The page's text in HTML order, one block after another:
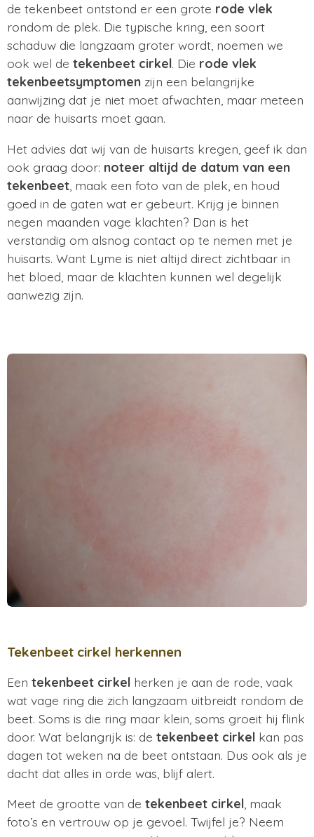
de tekenbeet ontstond er een grote rode vlek
rondom de plek. Die typische kring, een soort
schaduw die langzaam groter wordt, noemen we
ook wel de tekenbeet cirkel. Die rode vlek
tekenbeetsymptomen zijn een belangrijke
aanwijzing dat je niet moet afwachten, maar meteen
naar de huisarts moet gaan.
Het advies dat wij van de huisarts kregen, geef ik dan
ook graag door: noteer altijd de datum van een
tekenbeet , maak een foto van de plek, en houd
goed in de gaten wat er gebeurt. Krijg je binnen
negen maanden vage klachten? Dan is het
verstandig om alsnog contact op te nemen met je
huisarts. Want Lyme is niet altijd direct zichtbaar in
het bloed, maar de klachten kunnen wel degelijk
aanwezig zijn.
Tekenbeet cirkel herkennen
Een tekenbeet cirkel herken je aan de rode, vaak
wat vage ring die zich langzaam uitbreidt rondom de
beet. Soms is die ring maar klein, soms groeit hij flink
door. Wat belangrijk is: de tekenbeet cirkel kan pas
dagen tot weken na de beet ontstaan. Dus ook als je
dacht dat alles in orde was, blijf alert.
Meet de grootte van de tekenbeet cirkel , maak
foto’s en vertrouw op je gevoel. Twijfel je? Neem